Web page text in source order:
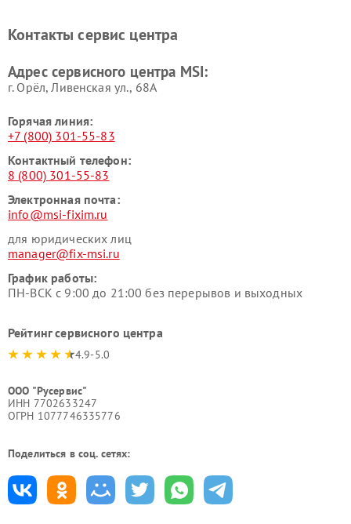
Контакты сервис центра
Адрес сервисного центра MSI:
г. Орёл, Ливенская ул., 68А
Горячая линия:
+7 (800) 301-55-83
Контактный телефон:
8 (800) 301-55-83
Электронная почта:
info@msi-fixim.ru
для юридических лиц
manager@fix-msi.ru
График работы:
ПН-ВСК с 9:00 до 21:00 без перерывов и выходных
Рейтинг сервисного центра
4.9-5.0
ООО "Русервис"
ИНН 7702633247
ОГРН 1077746335776
Поделиться в соц. сетях: